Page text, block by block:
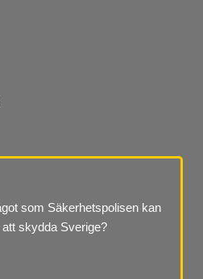
som Säkerhetspolisen kan
skydda Sverige?